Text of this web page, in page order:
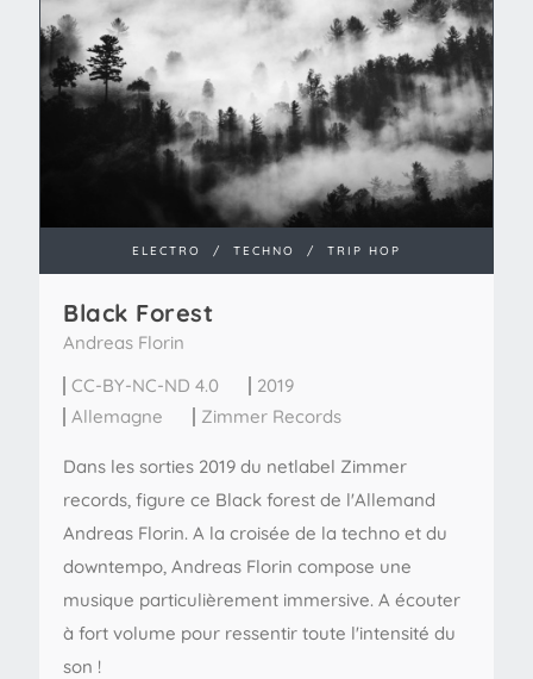
ELECTRO / TECHNO / TRIP HOP
Black Forest
Andreas Florin
CC-BY-NC-ND 4.0
2019
Allemagne
Zimmer Records
Dans les sorties 2019 du netlabel Zimmer
records, figure ce Black forest de l'Allemand
Andreas Florin. A la croisée de la techno et du
downtempo, Andreas Florin compose une
musique particulièrement immersive. A écouter
à fort volume pour ressentir toute l'intensité du
son !